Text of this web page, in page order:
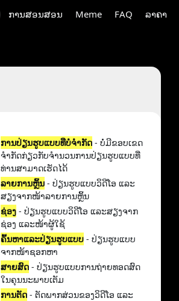
ການສອນສອນ Meme FAQ ລາຄາ
ການ​ປ່ຽນ​ຮູບ​ແບບ​ທີ່​ບໍ່​ຈໍາ​ກັດ​ - ບໍ່ມີຂອບເຂດ
ຈໍາກັດກ່ຽວກັບຈໍານວນການປ່ຽນຮູບແບບທີ່
ທ່ານສາມາດເຮັດໄດ້
ລາຍການຫຼິ້ນ - ປ່ຽນຮູບແບບວິດີໂອ ແລະ
ສຽງຈາກໜ້າລາຍການຫຼິ້ນ
ຊ່ອງ - ປ່ຽນຮູບແບບວິດີໂອ ແລະສຽງຈາກ
ຊ່ອງ ແລະໜ້າຜູ້ໃຊ້
ຄົ້ນຫາແລະປ່ຽນຮູບແບບ - ປ່ຽນຮູບແບບ
ຈາກໜ້າຊອກຫາ
ສາຍ​ສົດ - ປ່ຽນຮູບແບບການຖ່າຍທອດສົດ
ໃນຄຸນນະພາບເຕັມ
ການຕັດ - ຕັດພາກສ່ວນຂອງວິດີໂອ ແລະ